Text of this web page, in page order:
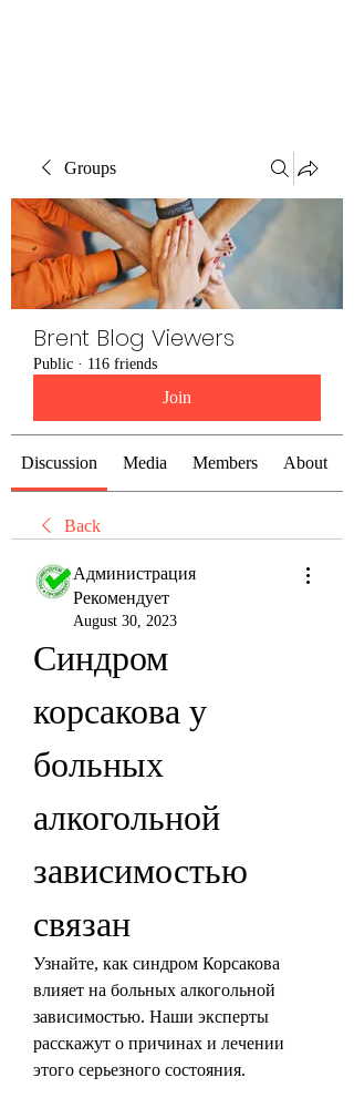
Groups
Brent Blog Viewers
Public · 116 friends
Join
Discussion Media Members About
Back
Администрация
Рекомендует
August 30, 2023
Синдром
корсакова у
больных
алкогольной
зависимостью
связан
Узнайте, как синдром Корсакова
влияет на больных алкогольной
зависимостью. Наши эксперты
расскажут о причинах и лечении
этого серьезного состояния.